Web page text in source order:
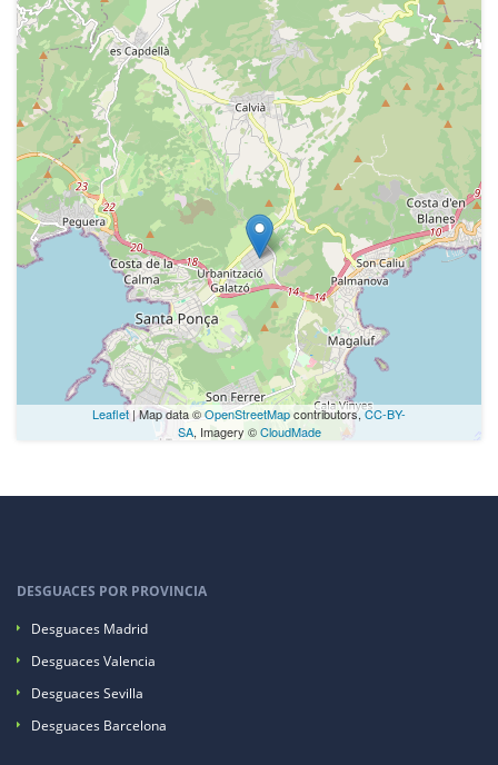
Leaflet| Map data ©OpenStreetMapcontributors,CC-BY-
SA, Imagery ©CloudMade
DESGUACES POR PROVINCIA
Desguaces Madrid
Desguaces Valencia
Desguaces Sevilla
Desguaces Barcelona